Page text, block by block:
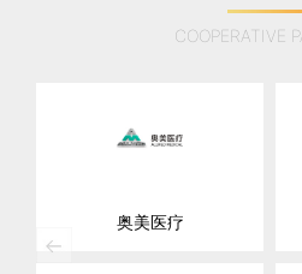
COOPERATIVE
奥美医疗